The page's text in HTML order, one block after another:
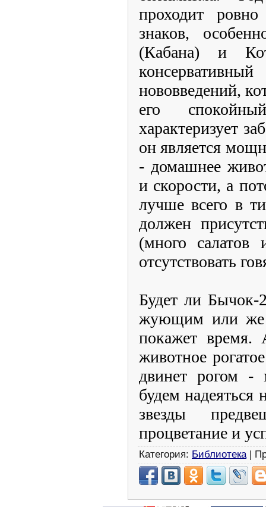
проходит
знаков,
(Кабана) и
нововведений,
его
характеризует
он является
- домашнее
и скорости, а
лучше всего в
должен
(много
отсутствовать
Будет ли
жующим или же
покажет
животное
двинет рогом -
будем надеяться
звезды
процветание и
Категория: Библиотека |